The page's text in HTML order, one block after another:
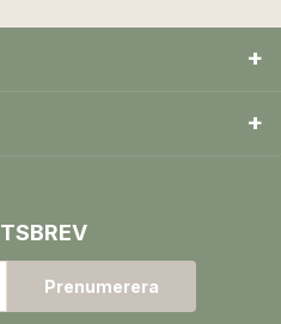
Prenumerera